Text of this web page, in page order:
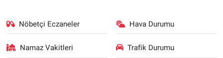
Nöbetçi Eczaneler Hava Durumu
Namaz Vakitleri Trafik Durumu